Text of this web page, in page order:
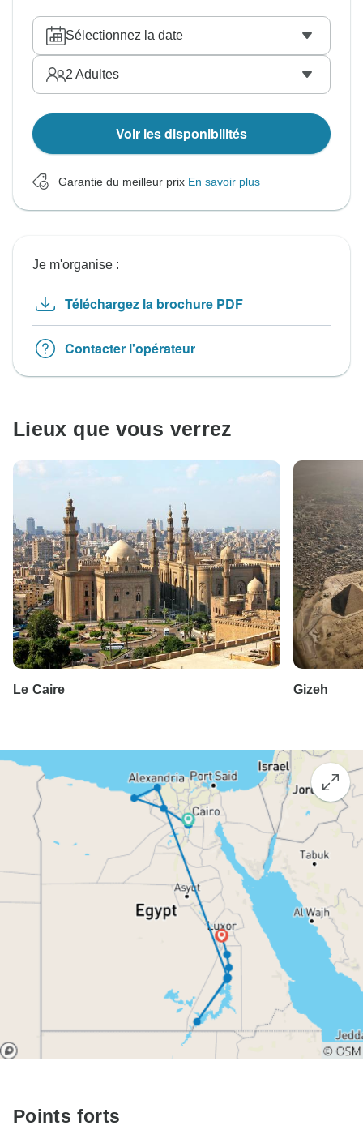
Sélectionnez la date
2 Adultes
Voir les disponibilités
Garantie du meilleur prix En savoir plus
Je m'organise :
Téléchargez la brochure PDF
Contacter l'opérateur
Lieux que vous verrez
Le Caire Gizeh
Points forts